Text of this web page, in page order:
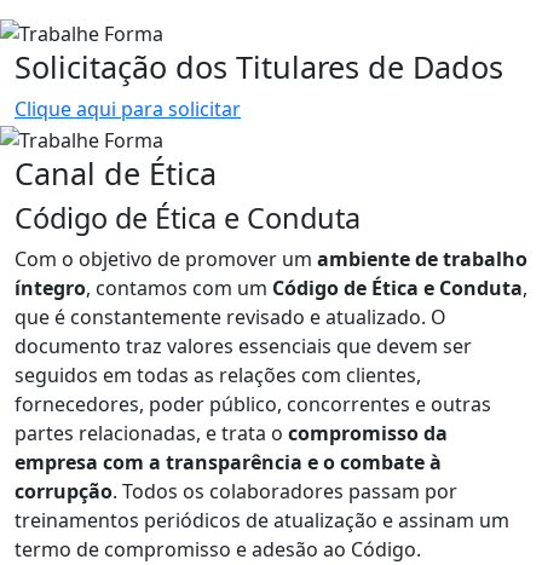
Solicitação dos Titulares de Dados
Clique aqui para solicitar
Canal de Ética
Código de Ética e Conduta
Com o objetivo de promover um ambiente de trabalho
íntegro, contamos com um Código de Ética e Conduta,
que é constantemente revisado e atualizado. O
documento traz valores essenciais que devem ser
seguidos em todas as relações com clientes,
fornecedores, poder público, concorrentes e outras
partes relacionadas, e trata o compromisso da
empresa com a transparência e o combate à
corrupção. Todos os colaboradores passam por
treinamentos periódicos de atualização e assinam um
termo de compromisso e adesão ao Código.